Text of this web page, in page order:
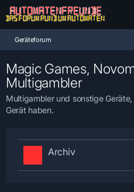
Geräteforum
Magic Games,
Multigambler
Multigambler und sonstige
Gerät haben.
Archiv